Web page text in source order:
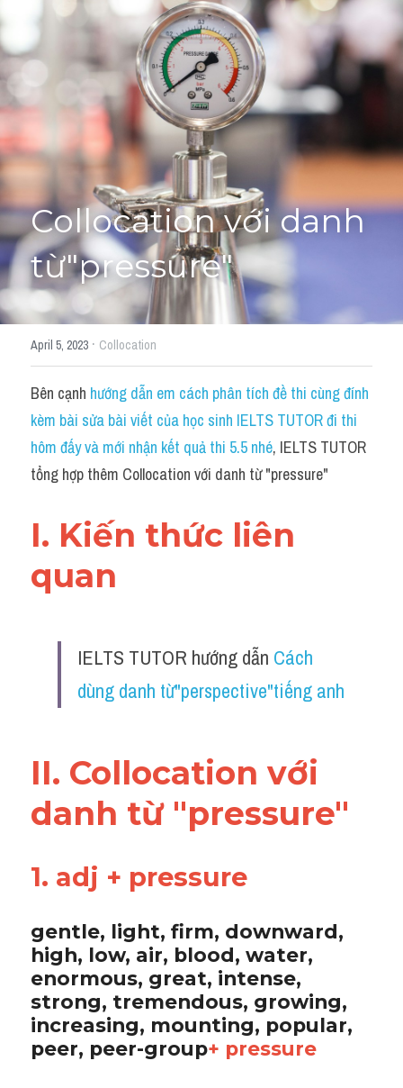
Giải đề thi từng câu
Lời khuyên
Giải đề thi
Academic words
Phrase
Phrasal Verb
Idioms đồng nghĩa
Idioms trái nghĩa
Antonym
Idiom
Grammar
Word form
Cách dùng từ
Đề thi thật Task 2
Speaking
Reading
Vocabulary
HỌC THỬ
Collocation với danh
từ"pressure"
April 5, 2023 · Collocation
Bên cạnh hướng dẫn em cách phân tích đề thi cùng đính
kèm bài sửa bài viết của học sinh IELTS TUTOR đi thi
hôm đấy và mới nhận kết quả thi 5.5 nhé, IELTS TUTOR
tổng hợp thêm Collocation với danh từ "pressure"
I. Kiến thức liên
quan
IELTS TUTOR hướng dẫn Cách
dùng danh từ"perspective"tiếng anh
II. Collocation với
danh từ "pressure"
1. adj + pressure
gentle, light, firm, downward,
high, low, air, blood, water,
enormous, great, intense,
strong, tremendous, growing,
increasing, mounting, popular,
peer, peer-group+ pressure